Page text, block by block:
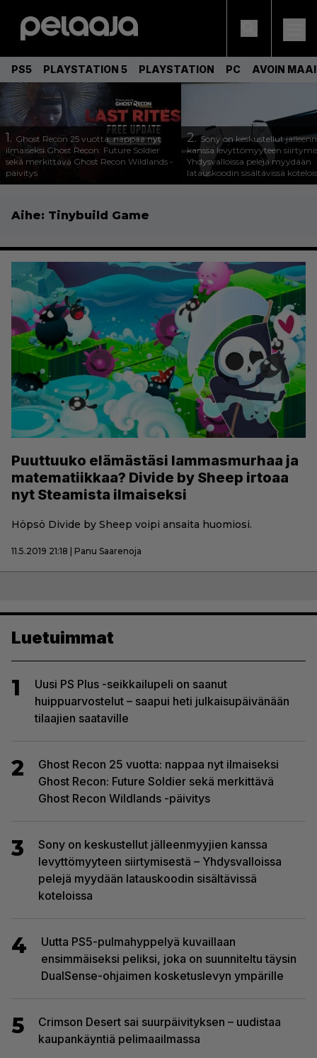
PS5 PLAYSTATION 5 PLAYSTATION PC AVOIN
1. Ghost Recon 25 vuotta: nappaa nyt
ilmaiseksi Ghost Recon: Future Soldier
sekä merkittävä Ghost Recon Wildlands -
päivitys
2.Sony on keskustellut
kanssa levyttömyyteen
Yhdysvalloissa pelejä myydään
latauskoodin sisältävissä
Aihe: Tinybuild Game
Puuttuuko elämästäsi lammasmurhaa ja
matematiikkaa? Divide by Sheep irtoaa
nyt Steamista ilmaiseksi
Höpsö Divide by Sheep voipi ansaita huomiosi.
11.5.2019 21:18 | Panu Saarenoja
Luetuimmat
1
Uusi PS Plus -seikkailupeli on saanut
huippuarvostelut – saapui heti julkaisupäivänään
tilaajien saataville
2
Ghost Recon 25 vuotta: nappaa nyt ilmaiseksi
Ghost Recon: Future Soldier sekä merkittävä
Ghost Recon Wildlands -päivitys
3
Sony on keskustellut jälleenmyyjien kanssa
levyttömyyteen siirtymisestä – Yhdysvalloissa
pelejä myydään latauskoodin sisältävissä
koteloissa
4
Uutta PS5-pulmahyppelyä kuvaillaan
ensimmäiseksi peliksi, joka on suunniteltu täysin
DualSense-ohjaimen kosketuslevyn ympärille
5
Crimson Desert sai suurpäivityksen – uudistaa
kaupankäyntiä pelimaailmassa